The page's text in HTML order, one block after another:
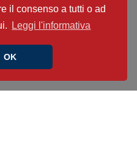
il consenso a tutti o ad
Leggi l'informativa
OK
than 5 min
un articolo scientifico
Toscana